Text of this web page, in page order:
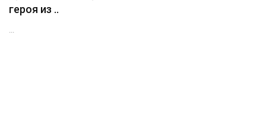
героя из ..
...